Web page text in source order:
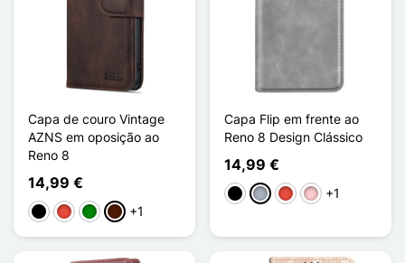
Capa de couro Vintage
AZNS em oposição ao
Reno 8
14,99 €
PretoVermelho
VerdeCastanho escuro
+1
Capa Flip em frente ao
Reno 8 Design Clássico
14,99 €
PretoCinzentoVermelho
Rosa+1